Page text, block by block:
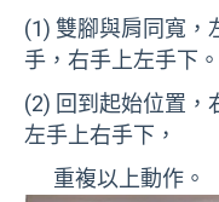
(1) 雙腳與肩同寬，
手，右手上左手下。
(2) 回到起始位置，
左手上右手下，
重複以上動作。